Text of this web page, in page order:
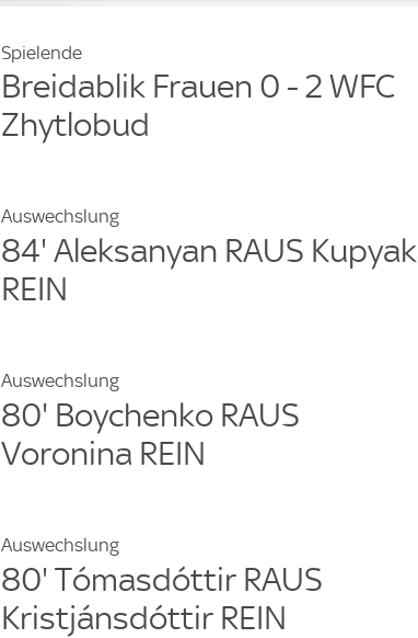
Spielende
Breidablik Frauen 0 - 2 WFC
Zhytlobud
Auswechslung
84' Aleksanyan RAUS Kupyak
REIN
Auswechslung
80' Boychenko RAUS
Voronina REIN
Auswechslung
80' Tómasdóttir RAUS
Kristjánsdóttir REIN